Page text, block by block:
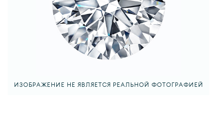
ИЗОБРАЖЕНИЕ НЕ ЯВЛЯЕТСЯ РЕАЛЬНОЙ ФОТОГРАФИЕЙ